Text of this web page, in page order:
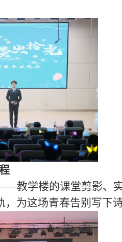
教学楼的课堂剪影、
为这场青春告别写下诗